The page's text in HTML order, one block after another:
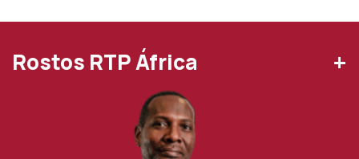
Rostos RTP África +